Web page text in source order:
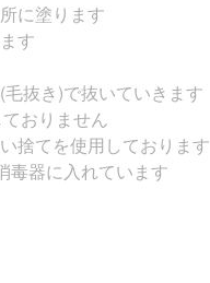
に塗ります
す
抜き)で抜いていきます
おりません
捨てを使用しております
毒器に入れています